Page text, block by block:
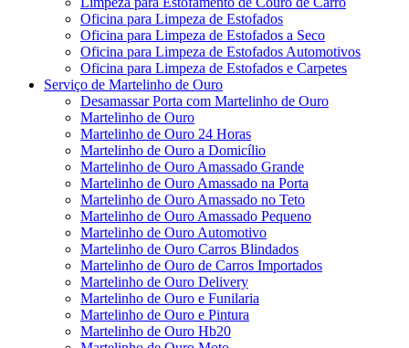
Oficina para Limpeza de Estofados
Oficina para Limpeza de Estofados a Seco
Oficina para Limpeza de Estofados Automotivos
Oficina para Limpeza de Estofados e Carpetes
Serviço de Martelinho de Ouro
Desamassar Porta com Martelinho de Ouro
Martelinho de Ouro
Martelinho de Ouro 24 Horas
Martelinho de Ouro a Domicílio
Martelinho de Ouro Amassado Grande
Martelinho de Ouro Amassado na Porta
Martelinho de Ouro Amassado no Teto
Martelinho de Ouro Amassado Pequeno
Martelinho de Ouro Automotivo
Martelinho de Ouro Carros Blindados
Martelinho de Ouro de Carros Importados
Martelinho de Ouro Delivery
Martelinho de Ouro e Funilaria
Martelinho de Ouro e Pintura
Martelinho de Ouro Hb20